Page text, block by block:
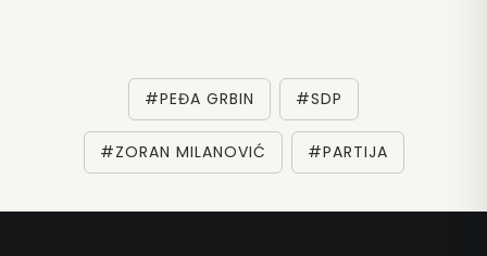
#PEĐA GRBIN #SDP
#ZORAN MILANOVIĆ #PARTIJA